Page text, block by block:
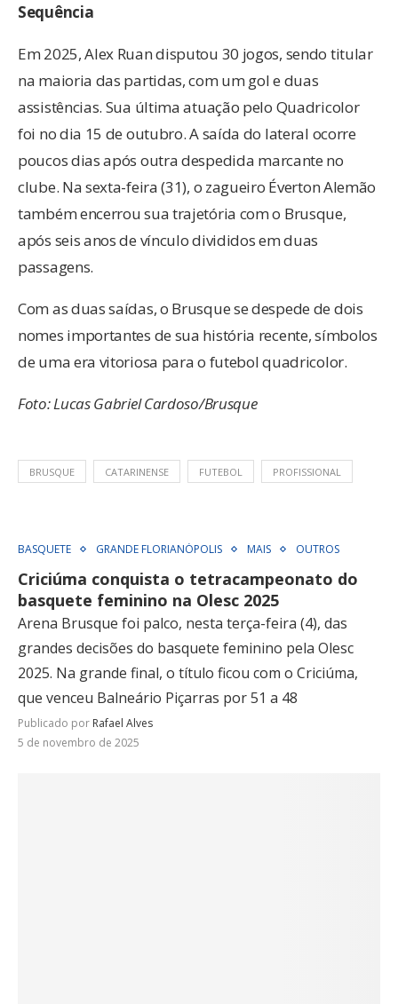
Sequência
Em 2025, Alex Ruan disputou 30 jogos, sendo titular
na maioria das partidas, com um gol e duas
assistências. Sua última atuação pelo Quadricolor
foi no dia 15 de outubro. A saída do lateral ocorre
poucos dias após outra despedida marcante no
clube. Na sexta-feira (31), o zagueiro Éverton Alemão
também encerrou sua trajetória com o Brusque,
após seis anos de vínculo divididos em duas
passagens.
Com as duas saídas, o Brusque se despede de dois
nomes importantes de sua história recente, símbolos
de uma era vitoriosa para o futebol quadricolor.
Foto: Lucas Gabriel Cardoso/Brusque
BRUSQUE CATARINENSE FUTEBOL PROFISSIONAL
BASQUETE GRANDE FLORIANÓPOLIS MAIS OUTROS
Criciúma conquista o tetracampeonato do
basquete feminino na Olesc 2025
Arena Brusque foi palco, nesta terça-feira (4), das
grandes decisões do basquete feminino pela Olesc
2025. Na grande final, o título ficou com o Criciúma,
que venceu Balneário Piçarras por 51 a 48
Publicado por Rafael Alves
5 de novembro de 2025